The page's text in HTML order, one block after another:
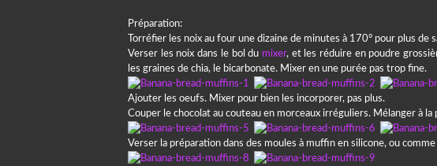
Préparation:
Torréfier les noix au four une dizaine de minutes à 170° pour plus de
Verser les noix dans le bol du mixer, et les réduire en poudre
les graines de chia, le bicarbonate. Mixer en une purée pas trop fine.
Ajouter les oeufs. Mixer pour bien les incorporer, pas plus.
Couper le chocolat au couteau en morceaux irréguliers. Mélanger à la
Verser la préparation dans des moules à muffin en silicone, ou